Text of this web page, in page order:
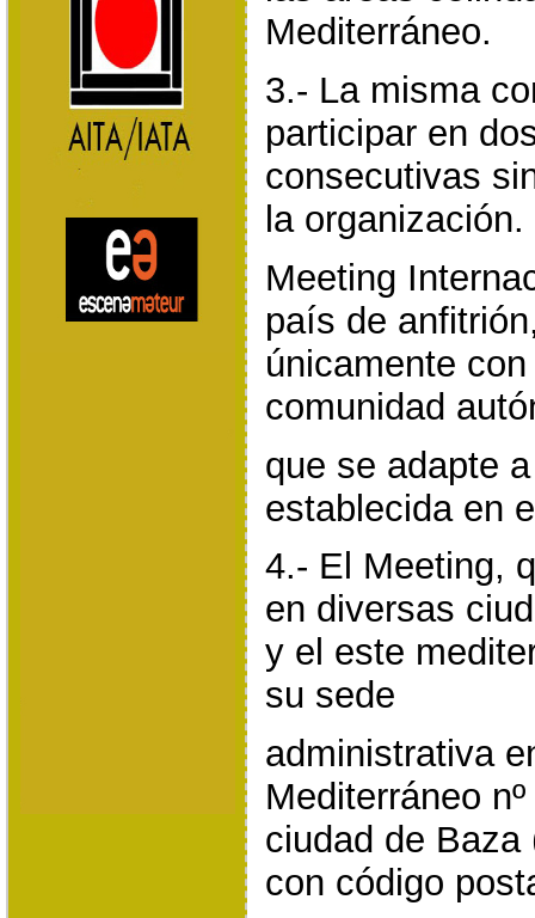
Mediterráneo.
3.- La misma
participar en
consecutivas
la
Meeting
país de
únicamente
comunidad
que se adapte
establecida en
4.- El Meeting,
en diversas
y el este
su sede
administrativa
Mediterráneo
ciudad de Baza
con código